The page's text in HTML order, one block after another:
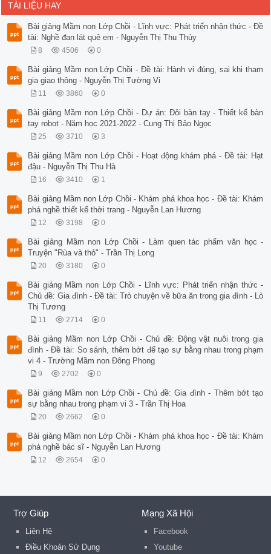
TÀI LIỆU HAY
Bài giảng Mầm non Lớp Chồi - Lĩnh vực: Phát triển nhận thức - Đề
tài: Nghề đan lát quê em - Nguyễn Thị Thu Thủy
8 4506 0
Bài giảng Mầm non Lớp Chồi - Đề tài: Hành vi đúng, sai khi tham
gia giao thông - Nguyễn Thị Tường Vi
11 3860 0
Bài giảng Mầm non Lớp Chồi - Dự án: Đôi bàn tay - Thiết kế bàn
tay robot - Năm học 2021-2022 - Cung Thị Bảo Ngọc
25 3710 3
Bài giảng Mầm non Lớp Chồi - Hoạt động khám phá - Đề tài: Hạt
đậu - Nguyễn Thị Thu Hà
16 3410 1
Bài giảng Mầm non Lớp Chồi - Khám phá khoa học - Đề tài: Khám
phá nghề thiết kế thời trang - Nguyễn Lan Hương
12 3198 0
Bài giảng Mầm non Lớp Chồi - Làm quen tác phẩm văn học -
Truyện "Rùa và thỏ" - Trần Thị Long
20 3180 0
Bài giảng Mầm non Lớp Chồi - Lĩnh vực: Phát triển nhận thức -
Chủ đề: Gia đình - Đề tài: Trò chuyện về bữa ăn trong gia đình - Lò
Thị Tương
11 2714 0
Bài giảng Mầm non Lớp Chồi - Chủ đề: Động vật nuôi trong gia
đình - Đề tài: So sánh, thêm bớt để tạo sự bằng nhau trong phạm
vi 4 - Trường Mầm non Đông Phong
9 2702 0
Bài giảng Mầm non Lớp Chồi - Chủ đề: Gia đình - Thêm bớt tạo
sự bằng nhau trong phạm vi 3 - Trần Thị Hoa
20 2662 0
Bài giảng Mầm non Lớp Chồi - Khám phá khoa học - Đề tài: Khám
phá nghề bác sĩ - Nguyễn Lan Hương
12 2654 0
Trợ Giúp
Liên Hệ
Điều Khoản Sử Dụng
Mạng Xã Hội
Facebook
Youtube